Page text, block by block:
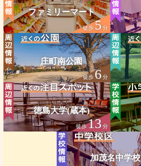
ファミリーマート
徒歩5分
庄町南公園
徒歩6分
徳島大学(蔵本)
徒歩13 分
加茂名中学校